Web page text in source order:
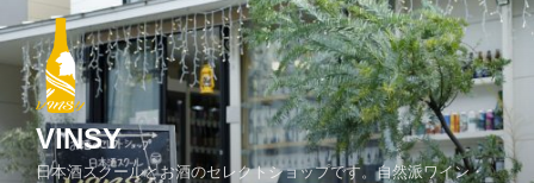
ン
ツ
へ
VINSY
日本酒スクールとお酒のセレクトショップです。自然派ワイン・